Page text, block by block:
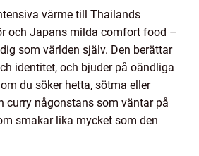
värme till Thailands
och Japans milda comfort food –
som världen själv. Den berättar
identitet, och bjuder på oändliga
du söker hetta, sötma eller
curry någonstans som väntar på
smakar lika mycket som den